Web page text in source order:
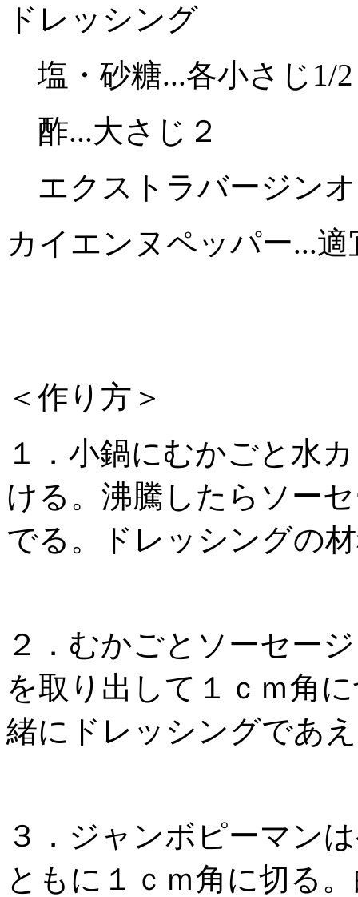
ドレッシング
塩・砂糖...各小さじ1/2
酢...大さじ２
エクストラバージン
カイエンヌペッパー...適
＜作り方＞
１．小鍋にむかごと水
ける。沸騰したらソー
でる。ドレッシングの
２．むかごとソーセー
を取り出して１ｃｍ角
緒にドレッシングであ
３．ジャンボピーマン
ともに１ｃｍ角に切る